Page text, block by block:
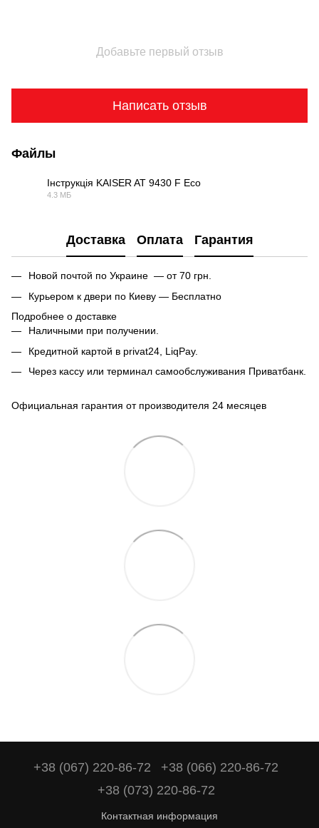
Добавьте первый отзыв
Написать отзыв
Файлы
Інструкція KAISER AT 9430 F Eco
4.3 МБ
Доставка Оплата Гарантия
Новой почтой по Украине — от 70 грн.
Курьером к двери по Киеву — Бесплатно
Подробнее о доставке
Наличными при получении.
Кредитной картой в privat24, LiqPay.
Через кассу или терминал самообслуживания Приватбанк.
Официальная гарантия от производителя 24 месяцев
+38 (067) 220-86-72
+38 (066) 220-86-72
+38 (073) 220-86-72
Контактная информация